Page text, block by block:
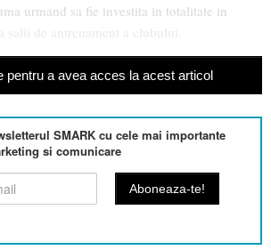
urmand sa fie investita in totalitate in
salii de antrenament a clubului.
pentru a avea acces la acest articol
SMARK cu cele mai importante
si comunicare